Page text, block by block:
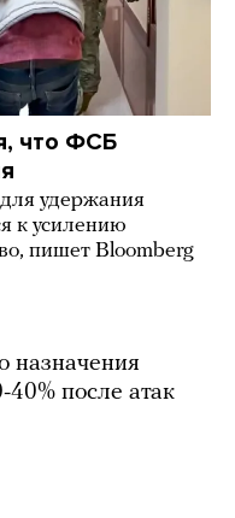
что ФСБ
удержания
к усилению
пишет Bloomberg
назначения
после атак